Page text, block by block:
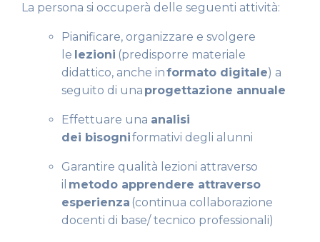
La persona si occuperà delle seguenti attività:
Pianificare, organizzare e svolgere
le lezioni (predisporre materiale
didattico, anche informato digitale) a
seguito di una progettazione annuale
Effettuare una analisi
dei bisogniformativi degli alunni
Garantire qualità lezioni attraverso
il metodo apprendere attraverso
esperienza (continua collaborazione
docenti di base/ tecnico professionali)